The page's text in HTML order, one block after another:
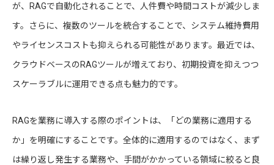
が、RAGで自動化されることで、人件費や時間コストが減少しま
す。さらに、複数のツールを統合することで、システム維持費用
やライセンスコストも抑えられる可能性があります。最近では、
クラウドベースのRAGツールが増えており、初期投資を抑えつつ
スケーラブルに運用できる点も魅力的です。
RAGを業務に導入する際のポイントは、「どの業務に適用する
か」を明確にすることです。全体的に適用するのではなく、まず
は繰り返し発生する業務や、手間がかかっている領域に絞ると良